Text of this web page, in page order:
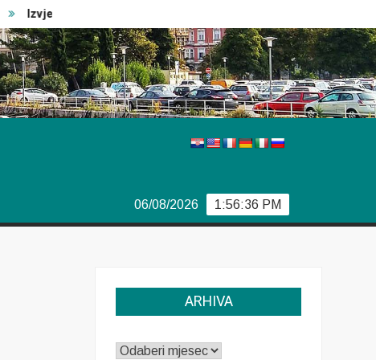
Izvještaj Europola
1:56:37 PM
06/08/2026
ARHIVA
ARHIVA